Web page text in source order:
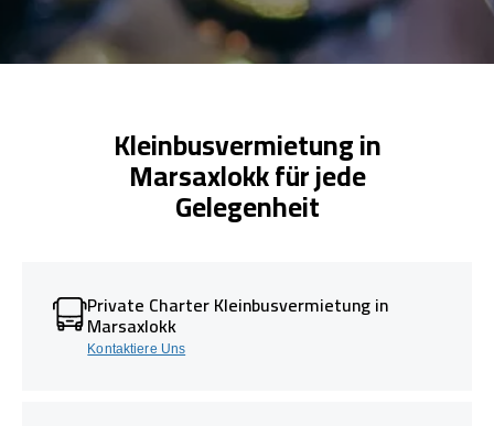
Kleinbusvermietung in
Marsaxlokk für jede
Gelegenheit
Private Charter Kleinbusvermietung in
Marsaxlokk
Kontaktiere Uns